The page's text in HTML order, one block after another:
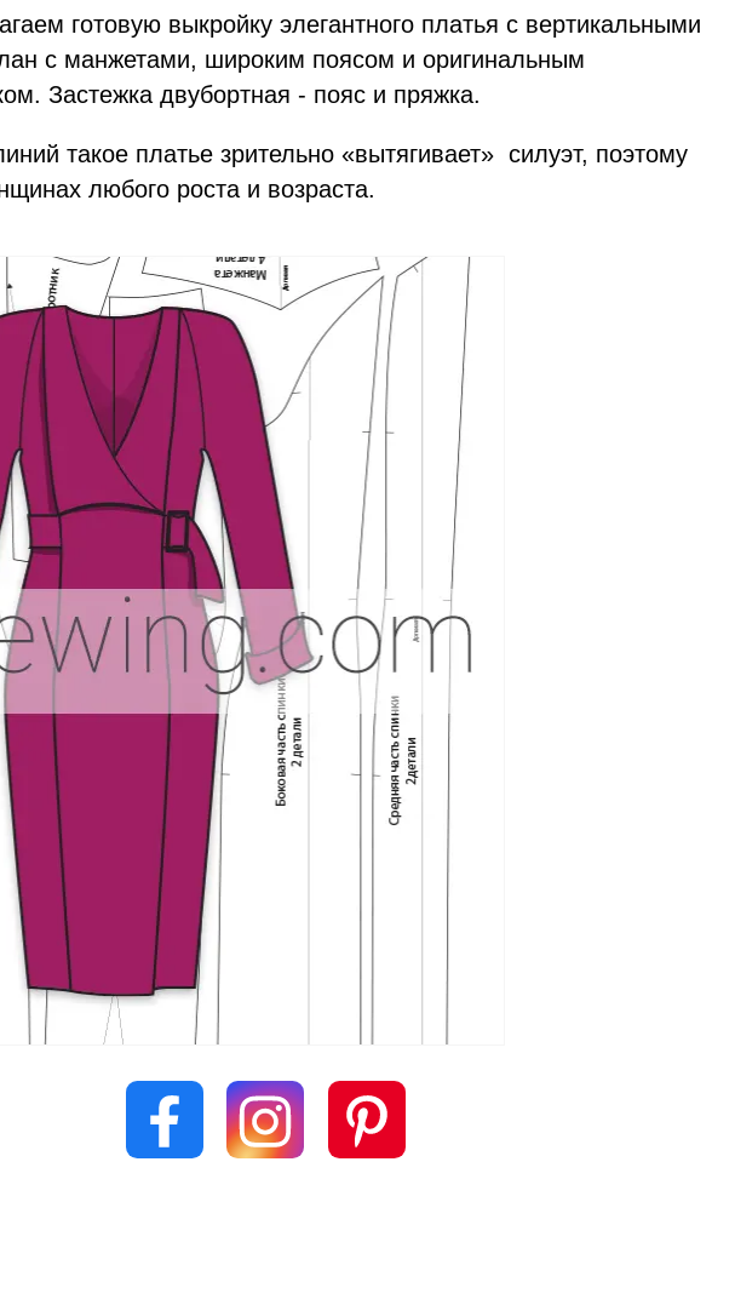
готовую выкройку элегантного платья с вертикальными
с манжетами, широким поясом и оригинальным
Застежка двубортная - пояс и пряжка.
такое платье зрительно «вытягивает» силуэт, поэтому
любого роста и возраста.